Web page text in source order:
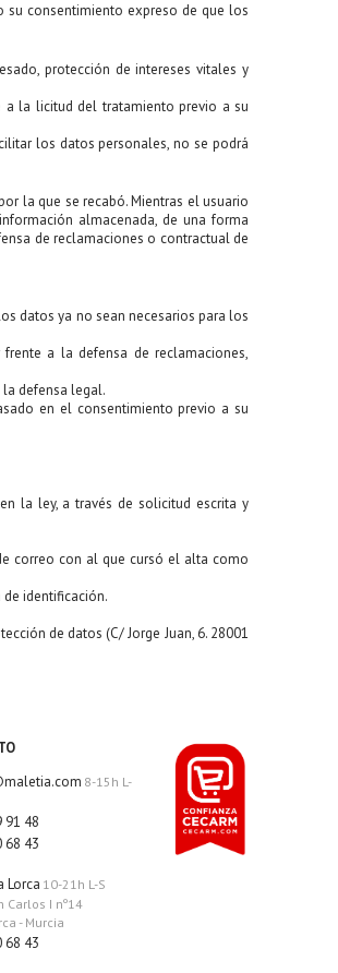
su consentimiento expreso de que los
protección de intereses vitales y
la licitud del tratamiento previo a su
los datos personales, no se podrá
la que se recabó. Mientras el usuario
almacenada, de una forma
de reclamaciones o contractual de
datos ya no sean necesarios para los
a la defensa de reclamaciones,
defensa legal.
en el consentimiento previo a su
la ley, a través de solicitud escrita y
correo con al que cursó el alta como
de identificación.
de datos (C/ Jorge Juan, 6. 28001
8-15h L-
91 48
68 43
Lorca 10-21h L-S
Carlos I nº14
- Murcia
68 43